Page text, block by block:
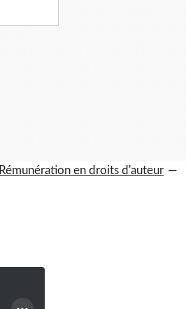
Rémunération en droits d'auteur